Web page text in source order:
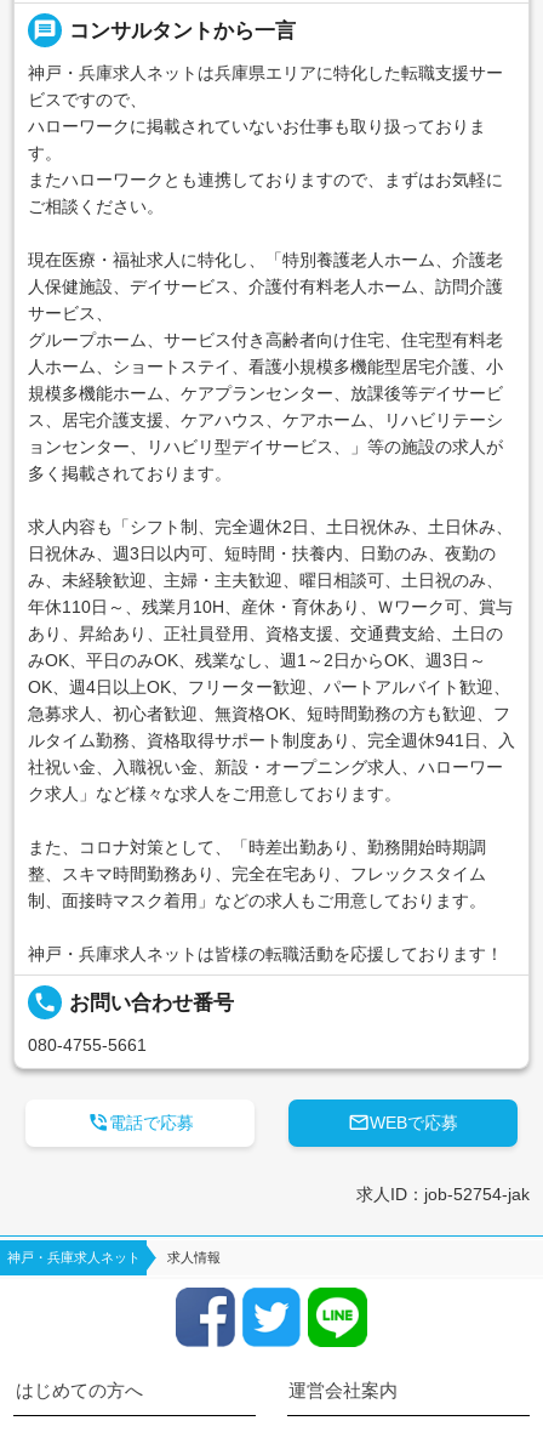
message コンサルタントから一言
神戸・兵庫求人ネットは兵庫県エリアに特化した転職支援サー
ビスですので、
ハローワークに掲載されていないお仕事も取り扱っておりま
す。
またハローワークとも連携しておりますので、まずはお気軽に
ご相談ください。
現在医療・福祉求人に特化し、「特別養護老人ホーム、介護老
人保健施設、デイサービス、介護付有料老人ホーム、訪問介護
サービス、
グループホーム、サービス付き高齢者向け住宅、住宅型有料老
人ホーム、ショートステイ、看護小規模多機能型居宅介護、小
規模多機能ホーム、ケアプランセンター、放課後等デイサービ
ス、居宅介護支援、ケアハウス、ケアホーム、リハビリテーシ
ョンセンター、リハビリ型デイサービス、」等の施設の求人が
多く掲載されております。
求人内容も「シフト制、完全週休2日、土日祝休み、土日休み、
日祝休み、週3日以内可、短時間・扶養内、日勤のみ、夜勤の
み、未経験歓迎、主婦・主夫歓迎、曜日相談可、土日祝のみ、
年休110日～、残業月10H、産休・育休あり、Ｗワーク可、賞与
あり、昇給あり、正社員登用、資格支援、交通費支給、土日の
みOK、平日のみOK、残業なし、週1～2日からOK、週3日～
OK、週4日以上OK、フリーター歓迎、パートアルバイト歓迎、
急募求人、初心者歓迎、無資格OK、短時間勤務の方も歓迎、フ
ルタイム勤務、資格取得サポート制度あり、完全週休941日、入
社祝い金、入職祝い金、新設・オープニング求人、ハローワー
ク求人」など様々な求人をご用意しております。
また、コロナ対策として、「時差出勤あり、勤務開始時期調
整、スキマ時間勤務あり、完全在宅あり、フレックスタイム
制、面接時マスク着用」などの求人もご用意しております。
神戸・兵庫求人ネットは皆様の転職活動を応援しております！
local_phone お問い合わせ番号
080-4755-5661
WEBで応募
電話で応募
求人ID：job-52754-jak
神戸・兵庫求人ネット 求人情報
はじめての方へ 運営会社案内